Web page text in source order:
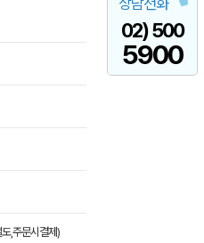
상담전화
02) 500
5900
,주문시결제)